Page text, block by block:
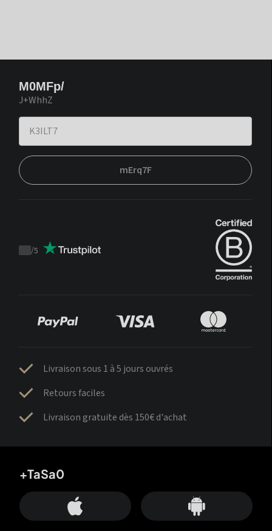
M0MFp/
J+WhhZ
mErq7F
Trustpilot
/5
Livraison sous 1 à 5 jours ouvrés
Retours faciles
Livraison gratuite dès 150€ d'achat
+TaSa0